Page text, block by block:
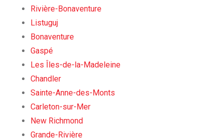
Rivière-Bonaventure
Listuguj
Bonaventure
Gaspé
Les Îles-de-la-Madeleine
Chandler
Sainte-Anne-des-Monts
Carleton-sur-Mer
New Richmond
Grande-Rivière